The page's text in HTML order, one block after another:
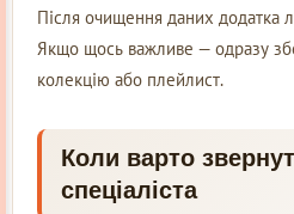
Після очищення даних додатка
Якщо щось важливе — одразу
колекцію або плейлист.
Коли варто
спеціаліста